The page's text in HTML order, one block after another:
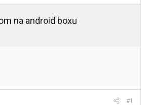
na android boxu
#1